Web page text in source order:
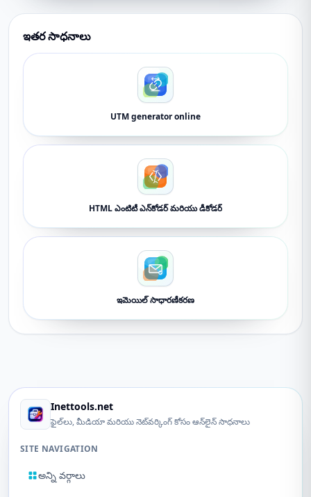
ఇతర సాధనాలు
UTM generator online
HTML ఎంటిటీ ఎన్‌కోడర్ మరియు డీకోడర్
ఇమెయిల్ సాధారణీకరణ
Inettools.net
ఫైల్‌లు, మీడియా మరియు నెట్‌వర్కింగ్ కోసం ఆన్‌లైన్ సాధనాలు
SITE NAVIGATION
అన్ని వర్గాలు